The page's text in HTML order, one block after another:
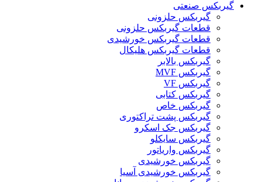
گیربکس صنعتی
گیربکس حلزونی
قطعات گيربکس حلزونی
قطعات گيربکس خورشيدی
قطعات گیربکس هلیکال
گيربکس بالابر
گیربکس MVF
گیربکس VF
گیربکس کتابی
گیربکس خاص
گیربکس پشت تراکتوری
گیربکس جک اسکرو
گیربکس سایکلو
گیربکس واریاتور
گیربکس خورشیدی
گیربکس خورشیدی آسیا